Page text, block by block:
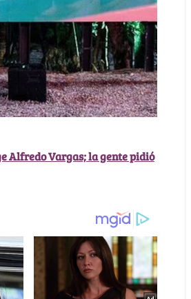
Alfredo Vargas; la gente pidió